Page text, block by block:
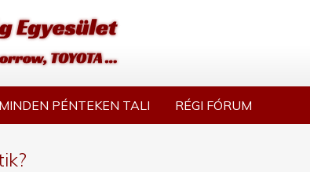
MINDEN PÉNTEKEN TALI RÉGI FÓRUM